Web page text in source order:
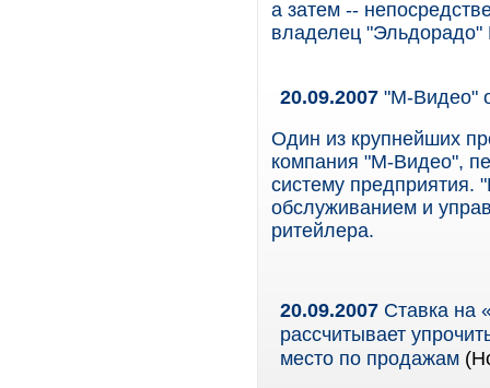
а затем --
владелец "Эльдорадо"
20.09.2007 "М-Видео"
Один из крупнейших
компания "М-Видео",
систему предприятия.
обслуживанием и
ритейлера.
20.09.2007 Ставка на
рассчитывает
место по продажам